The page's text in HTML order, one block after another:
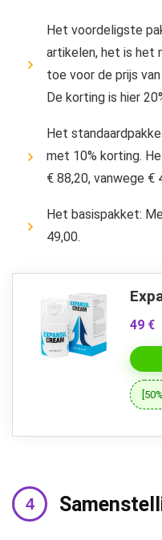
Het voordeligste
artikelen, het is het
toe voor de prijs
De korting is hier
Het
met 10% korting.
€ 88,20, vanwege €
Het basispakket:
49,00.
49 €